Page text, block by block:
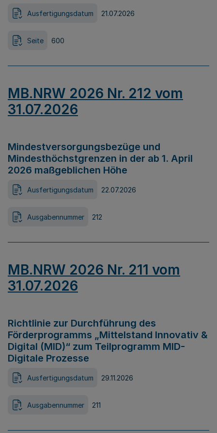
Ausfertigungsdatum 21.07.2026
Seite 600
MB.NRW 2026 Nr. 212 vom
31.07.2026
Mindestversorgungsbezüge und
Mindesthöchstgrenzen in der ab 1. April
2026 maßgeblichen Höhe
Ausfertigungsdatum 22.07.2026
Ausgabennummer 212
MB.NRW 2026 Nr. 211 vom
31.07.2026
Richtlinie zur Durchführung des
Förderprogramms „Mittelstand Innovativ &
Digital (MID)“ zum Teilprogramm MID-
Digitale Prozesse
Ausfertigungsdatum 29.11.2026
Ausgabennummer 211